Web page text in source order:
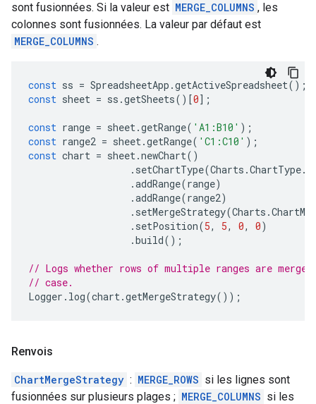
sont fusionnées. Si la valeur est MERGE_COLUMNS , les
colonnes sont fusionnées. La valeur par défaut est
MERGE_COLUMNS .
const ss = SpreadsheetApp .getActiveSpreadsheet();
const sheet = ss .getSheets()[0];
const range = sheet.getRange( 'A1:B10' );
const range2 = sheet.getRange( 'C1:C10' );
const chart = sheet.newChart()
. setChartType(Charts .ChartType.
.addRange(range)
.addRange(range2)
. setMergeStrategy(Charts .
. setPosition(5, 5, 0, 0)
.build();
// Logs whether rows of multiple ranges are merged,
// case.
Logger . log(chart.getMergeStrategy());
Renvois
ChartMergeStrategy : MERGE_ROWS si les lignes sont
fusionnées sur plusieurs plages ; MERGE_COLUMNS si les